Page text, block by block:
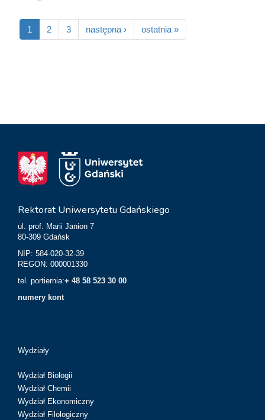
1 2 3 następna › ostatnia »
Rektorat Uniwersytetu Gdańskiego
ul. prof. Marii Janion 7
80-309 Gdańsk
NIP: 584-020-32-39
REGON: 000001330
tel. portiernia:+ 48 58 523 30 00
numery kont
Wydziały
Wydział Biologii
Wydział Chemii
Wydział Ekonomiczny
Wydział Filologiczny